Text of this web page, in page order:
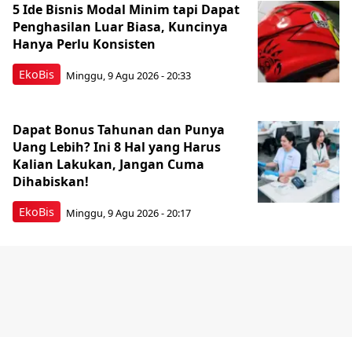
EkoBis
5 Ide Bisnis Modal Minim tapi Dapat
Penghasilan Luar Biasa, Kuncinya
Hanya Perlu Konsisten
Minggu, 9 Agu 2026 - 20:33
EkoBis
Dapat Bonus Tahunan dan Punya
Uang Lebih? Ini 8 Hal yang Harus
Kalian Lakukan, Jangan Cuma
Dihabiskan!
Minggu, 9 Agu 2026 - 20:17